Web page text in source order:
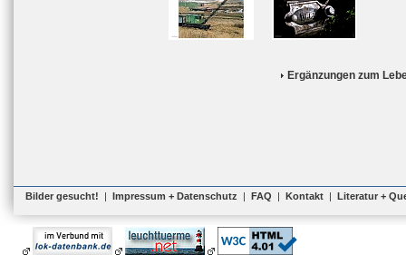
Ergänzungen zum
Bilder gesucht! | Impressum + Datenschutz | FAQ | Kontakt | Literatur +